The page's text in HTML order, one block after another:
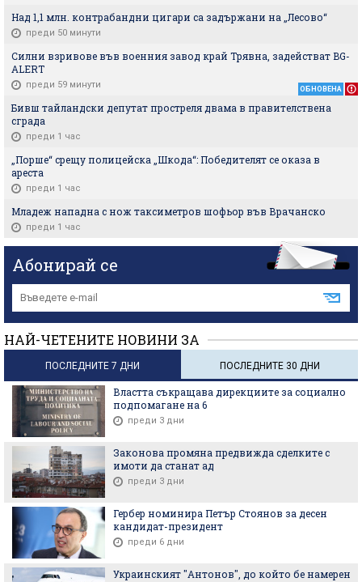
Над 1,1 млн. контрабандни цигари са задържани на „Лесово“
преди 50 минути
Силни взривове във военния завод край Трявна, задействат BG-
ALERT
преди 59 минути ОБНОВЕНА
Бивш тайландски депутат простреля двама в правителствена
сграда
преди 1 час
„Порше“ срещу полицейска „Шкода“: Победителят се оказа в
ареста
преди 1 час
Младеж нападна с нож таксиметров шофьор във Врачанско
преди 1 час
Абонирай се
НАЙ-ЧЕТЕНИТЕ НОВИНИ ЗА
ПОСЛЕДНИТЕ 7 ДНИ ПОСЛЕДНИТЕ 30 ДНИ
Властта съкращава дирекциите за социално
подпомагане на 6
преди 3 дни
Законова промяна предвижда сделките с
имоти да станат ад
преди 3 дни
Гербер номинира Петър Стоянов за десен
кандидат-президент
преди 6 дни
Украинският "Антонов", до който бе намерен